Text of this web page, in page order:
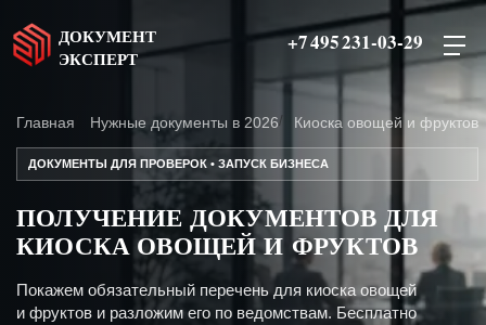
ДОКУМЕНТ
ЭКСПЕРТ
+7 495 231-03-29
Главная Нужные документы в 2026 Киоска овощей и фруктов
ДОКУМЕНТЫ ДЛЯ ПРОВЕРОК • ЗАПУСК БИЗНЕСА
ПОЛУЧЕНИЕ ДОКУМЕНТОВ ДЛЯ
КИОСКА ОВОЩЕЙ И ФРУКТОВ
Покажем обязательный перечень для киоска овощей
и фруктов и разложим его по ведомствам. Бесплатно